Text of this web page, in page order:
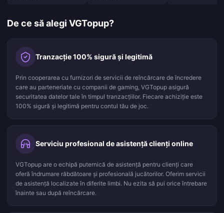
De ce să alegi VGTopup?
Tranzacție 100% sigură și legitimă
Prin cooperarea cu furnizori de servicii de reîncărcare de încredere
care au parteneriate cu companii de gaming, VGTopup asigură
securitatea datelor tale în timpul tranzacțiilor. Fiecare achiziție este
100% sigură și legitimă pentru contul tău de joc.
24 Serviciu profesional de asistență clienți online
VGTopup are o echipă puternică de asistență pentru clienți care
oferă îndrumare răbdătoare și profesională jucătorilor. Oferim servicii
de asistență localizate în diferite limbi. Nu ezita să pui orice întrebare
înainte sau după reîncărcare.